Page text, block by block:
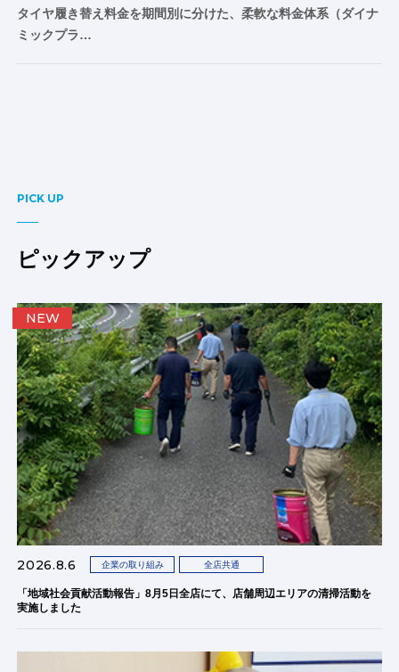
タイヤ履き替え料金を期間別に分けた、柔軟な料金体系（ダイナ
ミックプラ…
PICK UP
ピックアップ
2026.8.6 企業の取り組み 全店共通
「地域社会貢献活動報告」8月5日全店にて、店舗周辺エリアの清掃活動を
実施しました
NEW